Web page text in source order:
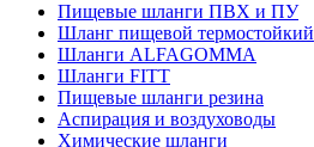
Пищевые шланги ПВХ и ПУ
Шланг пищевой термостойкий
Шланги ALFAGOMMA
Шланги FITT
Пищевые шланги резина
Аспирация и воздуховоды
Химические шланги